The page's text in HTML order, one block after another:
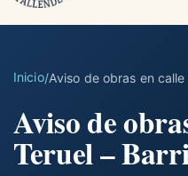
Inicio/Aviso de obras en calle
Aviso de
Teruel –